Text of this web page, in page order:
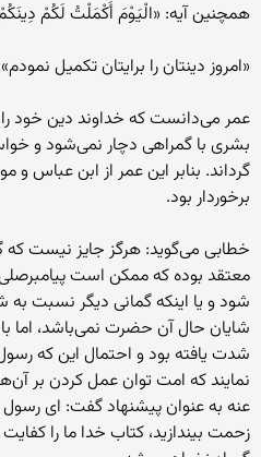
همچنین آیه: «الْيَوْمَ أَكْمَلْتُ لَكُمْ
«امروز دینتان را برایتان تکمیل
عمر می‌دانست که‌ خداوند دین خود
بشری با گمراهی دچار نمی‌شود و
گرداند. بنابر این عمر از ابن عباس و
برخوردار بود.
خطابی می‌گوید: هرگز جایز نیست که‌
معتقد بوده‌ که‌ ممکن است پیامبرصلی
شود و یا اینکه‌ گمانی دیگر نسبت
شایان حال آن حضرت نمی‌باشد، اما
شدت یافته‌ بود و احتمال این که
نمایند که امت توان عمل کردن بر
عنه به عنوان پیشنهاد گفت: ای
زحمت بیندازید، کتاب خدا ما را